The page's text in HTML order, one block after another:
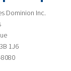
Dominion Inc.
1J6